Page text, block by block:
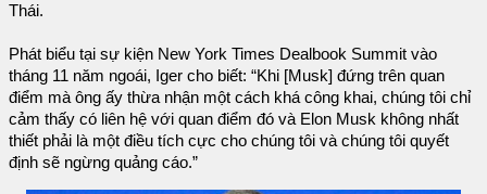
Thái.
Phát biểu tại sự kiện New York Times Dealbook Summit vào
tháng 11 năm ngoái, Iger cho biết: “Khi [Musk] đứng trên quan
điểm mà ông ấy thừa nhận một cách khá công khai, chúng tôi chỉ
cảm thấy có liên hệ với quan điểm đó và Elon Musk không nhất
thiết phải là một điều tích cực cho chúng tôi và chúng tôi quyết
định sẽ ngừng quảng cáo.”